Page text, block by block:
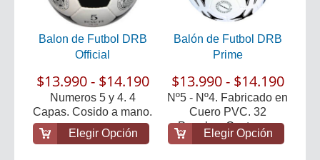
Balon de Futbol DRB
Official
$13.990 - $14.190
Numeros 5 y 4. 4
Capas. Cosido a mano.
Elegir Opción
Balón de Futbol DRB
Prime
$13.990 - $14.190
Nº5 - Nº4. Fabricado en
Cuero PVC. 32
Paneles. Costura ...
Elegir Opción